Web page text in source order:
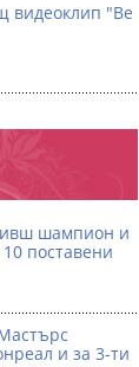
видеоклип "Be
шампион и
поставени
и за 3-ти